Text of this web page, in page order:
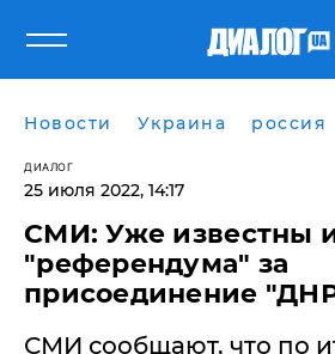
Новости Украина россия
ДИАЛОГ
25 июля 2022, 14:17
​СМИ: Уже известны
"референдума" за
присоединение
СМИ сообщают, что по